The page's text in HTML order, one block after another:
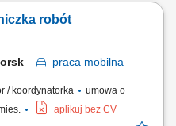
S.A. na przeprowadzenie
oraz Inwestycyjnych,
robót
praca mobilna
/ koordynatorka
umowa o
aplikuj bez CV